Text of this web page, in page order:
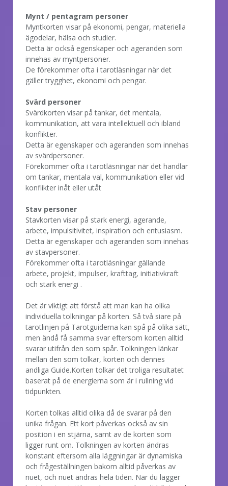
Mynt / pentagram personer
Myntkorten visar på ekonomi, pengar, materiella
ägodelar, hälsa och studier.
Detta är också egenskaper och ageranden som
innehas av myntpersoner.
De förekommer ofta i tarotläsningar när det
gäller trygghet, ekonomi och pengar.
Svärd personer
Svärdkorten visar på tankar, det mentala,
kommunikation, att vara intellektuell och ibland
konflikter.
Detta är egenskaper och ageranden som innehas
av svärdpersoner.
Förekommer ofta i tarotläsningar när det handlar
om tankar, mentala val, kommunikation eller vid
konflikter inåt eller utåt
Stav personer
Stavkorten visar på stark energi, agerande,
arbete, impulsitivitet, inspiration och entusiasm.
Detta är egenskaper och ageranden som innehas
av stavpersoner.
Förekommer ofta i tarotläsningar gällande
arbete, projekt, impulser, krafttag, initiativkraft
och stark energi .
Det är viktigt att förstå att man kan ha olika
individuella tolkningar på korten. Så två siare på
tarotlinjen på Tarotguiderna kan spå på olika sätt,
men ändå få samma svar eftersom korten alltid
svarar utifrån den som spår. Tolkningen länkar
mellan den som tolkar, korten och dennes
andliga Guide.Korten tolkar det troliga resultatet
baserat på de energierna som är i rullning vid
tidpunkten.
Korten tolkas alltid olika då de svarar på den
unika frågan. Ett kort påverkas också av sin
position i en stjärna, samt av de korten som
ligger runt om. Tolkningen av korten ändras
konstant eftersom alla läggningar är dynamiska
och frågeställningen bakom alltid påverkas av
nuet, och nuet ändras hela tiden. När du lägger